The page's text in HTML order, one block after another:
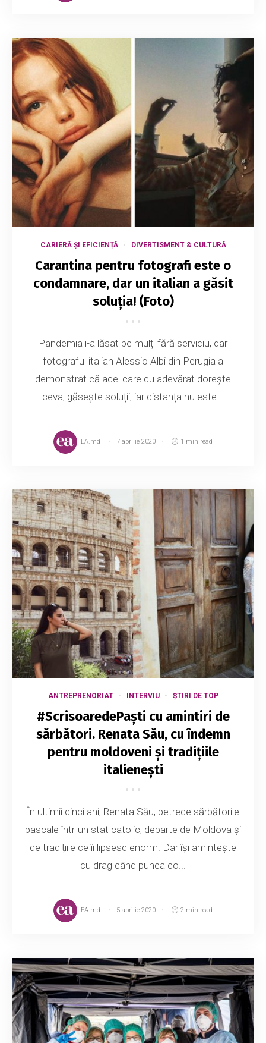
CARIERĂ ȘI EFICIENȚĂ DIVERTISMENT & CULTURĂ
Carantina pentru fotografi este o
condamnare, dar un italian a găsit
soluția! (Foto)
Pandemia i-a lăsat pe mulți fără serviciu, dar
fotograful italian Alessio Albi din Perugia a
demonstrat că acel care cu adevărat dorește
ceva, găsește soluții, iar distanța nu este...
EA.md 7 aprilie 2020 1 min read
ANTREPRENORIAT INTERVIU ȘTIRI DE TOP
#ScrisoaredePaști cu amintiri de
sărbători. Renata Său, cu îndemn
pentru moldoveni și tradițiile
italienești
În ultimii cinci ani, Renata Său, petrece sărbătorile
pascale într-un stat catolic, departe de Moldova și
de tradițiile ce îi lipsesc enorm. Dar își amintește
cu drag când punea co...
EA.md 5 aprilie 2020 2 min read